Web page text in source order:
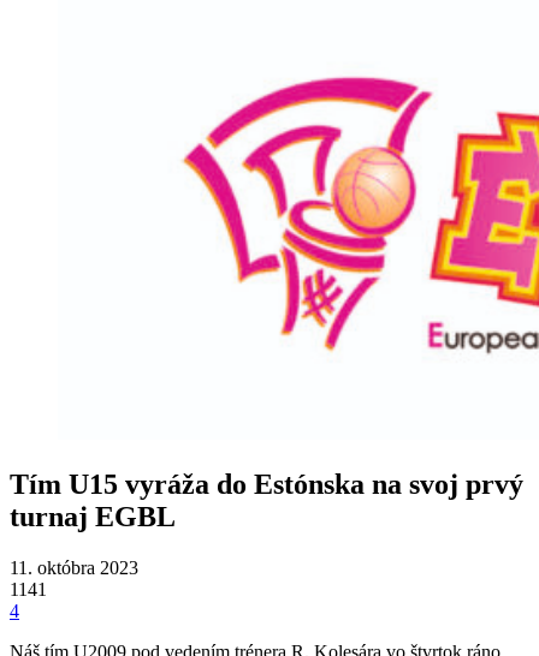
Tím U15 vyráža do Estónska na svoj prvý
turnaj EGBL
11. októbra 2023
1141
4
Náš tím U2009 pod vedením trénera R. Kolesára vo štvrtok ráno